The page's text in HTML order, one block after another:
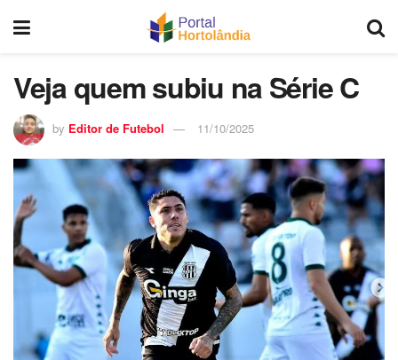
Veja quem subiu na Série C
by Editor de Futebol 11/10/2025